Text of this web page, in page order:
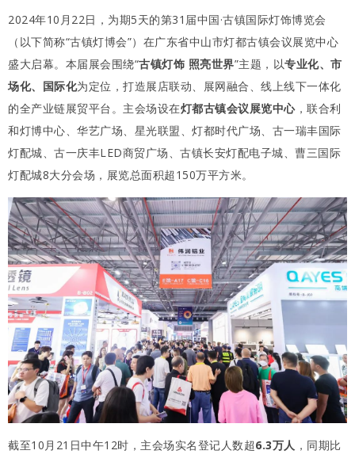
2024年10月22日，为期5天的第31届中国·古镇国际灯饰博览会
（以下简称“古镇灯博会”）在广东省中山市灯都古镇会议展览中心
盛大启幕。本届展会围绕“古镇灯饰 照亮世界”主题，以专业化、市
场化、国际化为定位，打造展店联动、展网融合、线上线下一体化
的全产业链展贸平台。主会场设在灯都古镇会议展览中心，联合利
和灯博中心、华艺广场、星光联盟、灯都时代广场、古一瑞丰国际
灯配城、古一庆丰LED商贸广场、古镇长安灯配电子城、曹三国际
灯配城8大分会场，展览总面积超150万平方米。
截至10月21日中午12时，主会场实名登记人数超6.3万人 ，同期比